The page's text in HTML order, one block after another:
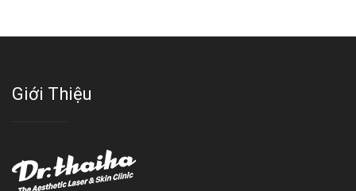
Giới Thiệu